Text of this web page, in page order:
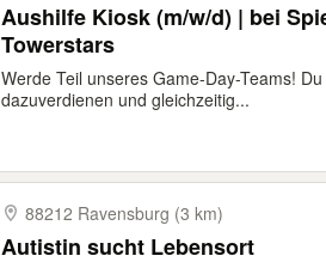
Aushilfe Kiosk (m/w/d) | bei
Towerstars
Werde Teil unseres Game-Day-Teams!
dazuverdienen und gleichzeitig...
88212 Ravensburg (3 km)
Autistin sucht Lebensort